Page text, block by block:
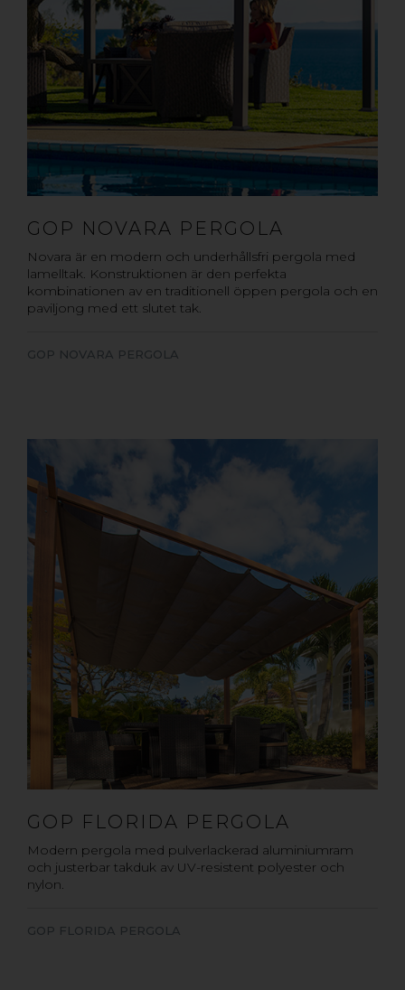
GOP NOVARA PERGOLA
Novara är en modern och underhållsfri pergola med
lamelltak. Konstruktionen är den perfekta
kombinationen av en traditionell öppen pergola och en
paviljong med ett slutet tak.
GOP NOVARA PERGOLA
GOP FLORIDA PERGOLA
Modern pergola med pulverlackerad aluminiumram
och justerbar takduk av UV-resistent polyester och
nylon.
GOP FLORIDA PERGOLA